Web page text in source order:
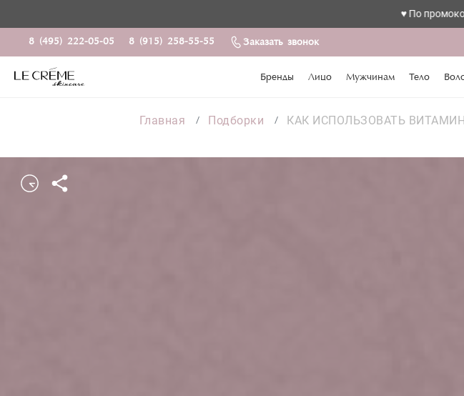
♥️ По промокоду love скидка
8 (495) 222-05-05 8 (915) 258-55-55 Заказать звонок
Бренды Лицо Мужчинам Тело
Главная Подборки КАК ИСПОЛЬЗОВАТЬ